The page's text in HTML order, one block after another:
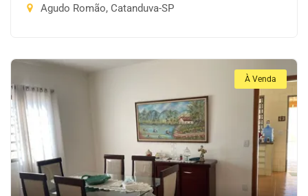
Agudo Romão, Catanduva-SP
À Venda